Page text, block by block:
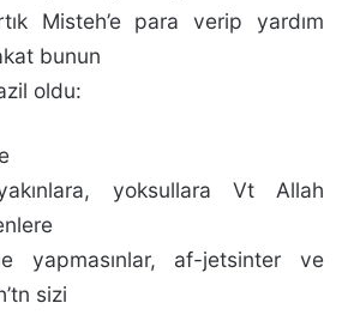
Misteh’e para verip yar­dım
bunun
oldu:
yoksullara Vt Allah
yapmasınlar, af-jetsinter ve
sizi